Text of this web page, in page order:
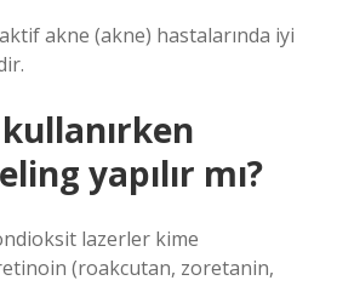
akne (akne) hastalarında iyi
yapılır mı?
lazerler kime
(roakcutan, zoretanin,